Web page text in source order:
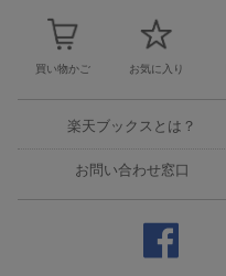
買い物かご お気に入り
楽天ブックスとは？
お問い合わせ窓口